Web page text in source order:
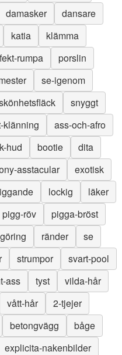
damasker
dansare
katia
klämma
rumpa
porslin
se-igenom
snyggt
klänning
ass-och-afro
hud bootie
dita
asstacular
exotisk
lockig
läker
pigg-röv
pigga-bröst
ränder
se
strumpor
svart-pool
ass tyst
vilda-hår
vått-hår
2-tjejer
betongvägg
båge
explicita-nakenbilder